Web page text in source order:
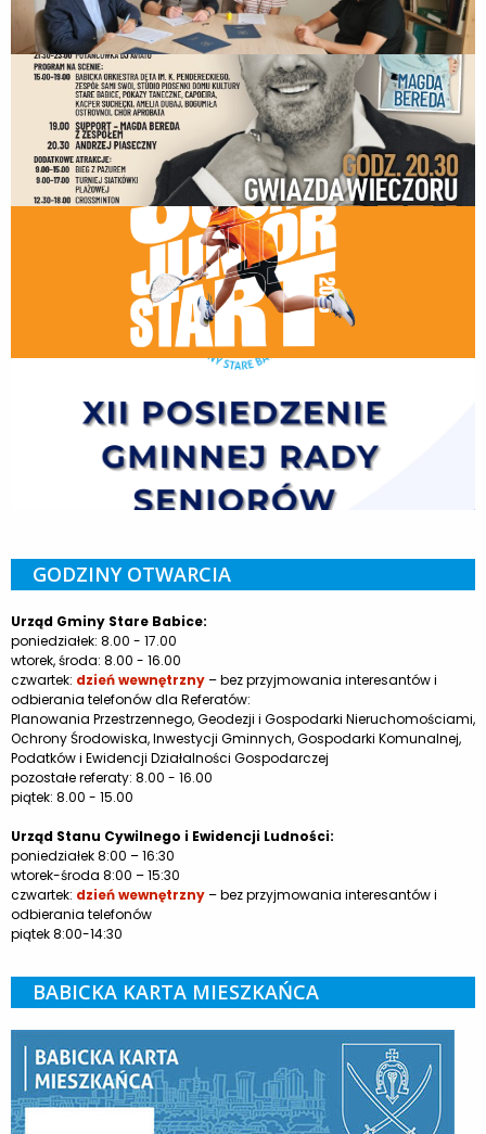
GODZINY OTWARCIA
Urząd Gminy Stare Babice:
poniedziałek: 8.00 - 17.00
wtorek, środa: 8.00 - 16.00
czwartek: dzień wewnętrzny– bez przyjmowania interesantów i
odbierania telefonów dla Referatów:
Planowania Przestrzennego, Geodezji i Gospodarki Nieruchomościami,
Ochrony Środowiska, Inwestycji Gminnych, Gospodarki Komunalnej,
Podatków i Ewidencji Działalności Gospodarczej
pozostałe referaty: 8.00 - 16.00
piątek: 8.00 - 15.00
Urząd Stanu Cywilnego i Ewidencji Ludności:
poniedziałek 8:00 – 16:30
wtorek-środa 8:00 – 15:30
czwartek: dzień wewnętrzny– bez przyjmowania interesantów i
odbierania telefonów
piątek 8:00-14:30
BABICKA KARTA MIESZKAŃCA